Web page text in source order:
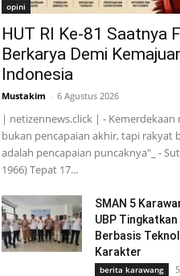
opini
HUT RI Ke-81 Saatnya
Berkarya Demi
Indonesia
Mustakim - 6 Agustus 2026
| netizennews.click | - Kemerdekaan
bukan pencapaian akhir, tapi rakyat
adalah pencapaian puncaknya"_ -
1966) Tepat 17...
SMAN 5
UBP
Berbasis
Karakter
berita karawang